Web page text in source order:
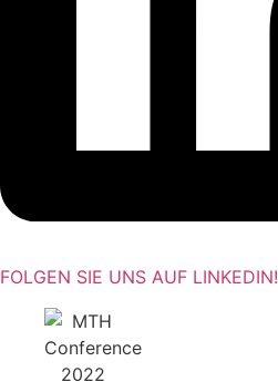
FOLGEN SIE UNS AUF LINKEDIN!